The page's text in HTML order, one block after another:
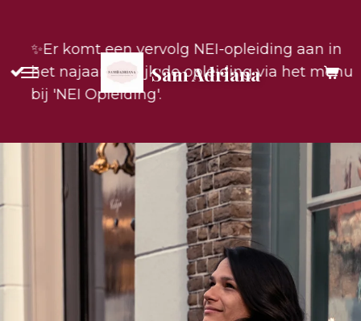
direct
naar
Sam Adriana
✨️Er komt een vervolg NEI-opleiding aan in
het najaar! Bekijk de opleiding via het menu
bij 'NEI Opleiding'.